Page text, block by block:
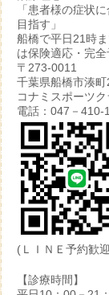
「患者様の症状
目指す」
船橋で平日21時
は保険適応・完全
〒273-0011
千葉県船橋市湊
コナミスポーツ
電話：047－410-
(ＬＩＮＥ予約歓
【診療時間】